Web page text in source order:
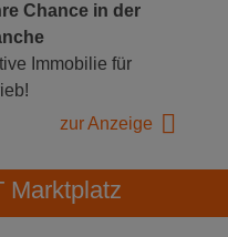
Chance in der
Immobilie für
zur Anzeige
Marktplatz